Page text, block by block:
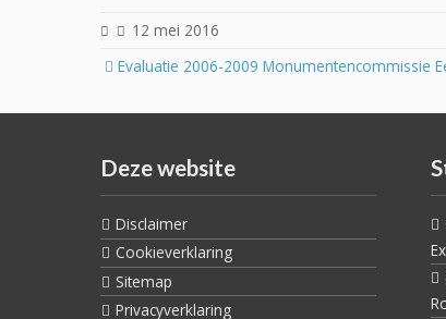
12 mei 2016
Post
Evaluatie 2006-2009 Monumentencommissie
Deze website
Disclaimer
Cookieverklaring
Sitemap
Privacyverklaring